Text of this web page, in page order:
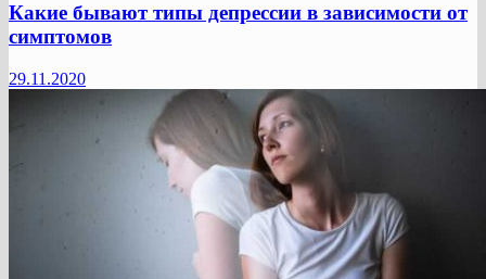
Какие бывают типы депрессии в зависимости от
симптомов
29.11.2020